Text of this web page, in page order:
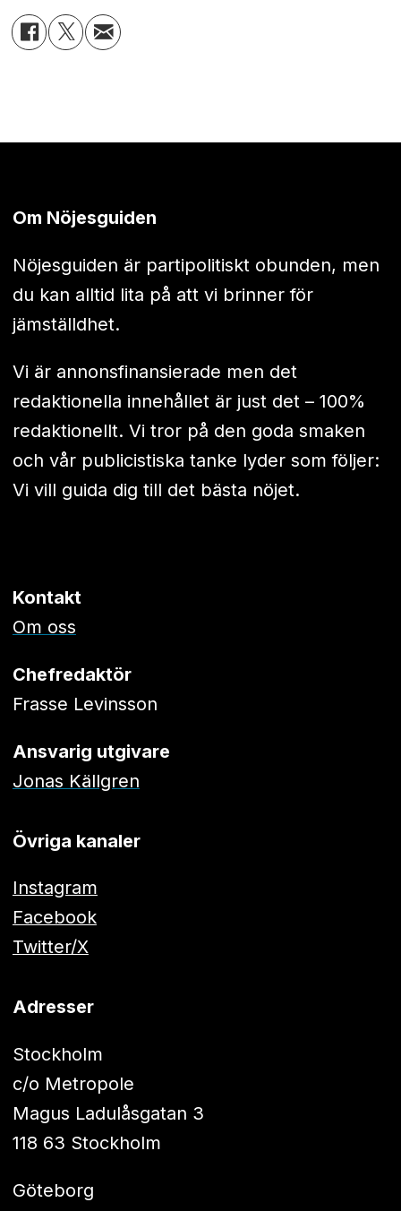
Om Nöjesguiden
Nöjesguiden är partipolitiskt obunden, men
du kan alltid lita på att vi brinner för
jämställdhet.
Vi är annonsfinansierade men det
redaktionella innehållet är just det – 100%
redaktionellt. Vi tror på den goda smaken
och vår publicistiska tanke lyder som följer:
Vi vill guida dig till det bästa nöjet.
Kontakt
Om oss
Chefredaktör
Frasse Levinsson
Ansvarig utgivare
Jonas Källgren
Övriga kanaler
Instagram
Facebook
Twitter/X
Adresser
Stockholm
c/o Metropole
Magus Ladulåsgatan 3
118 63 Stockholm
Göteborg